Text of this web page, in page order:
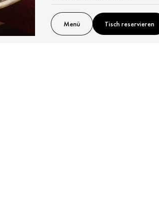
Menü Tisch reservieren